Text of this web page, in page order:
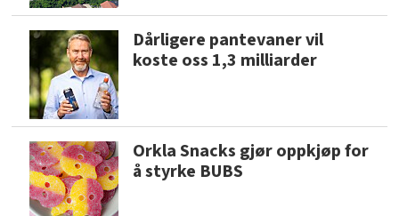
Dårligere pantevaner vil
koste oss 1,3 milliarder
Orkla Snacks gjør oppkjøp for
å styrke BUBS